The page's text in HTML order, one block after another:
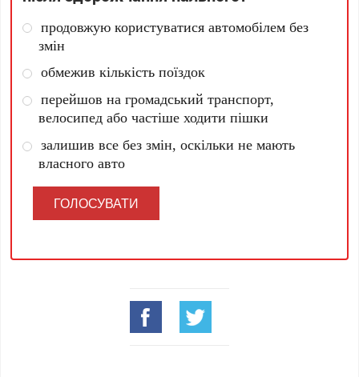
продовжую користуватися автомобілем без
змін
обмежив кількість поїздок
перейшов на громадський транспорт,
велосипед або частіше ходити пішки
залишив все без змін, оскільки не мають
власного авто